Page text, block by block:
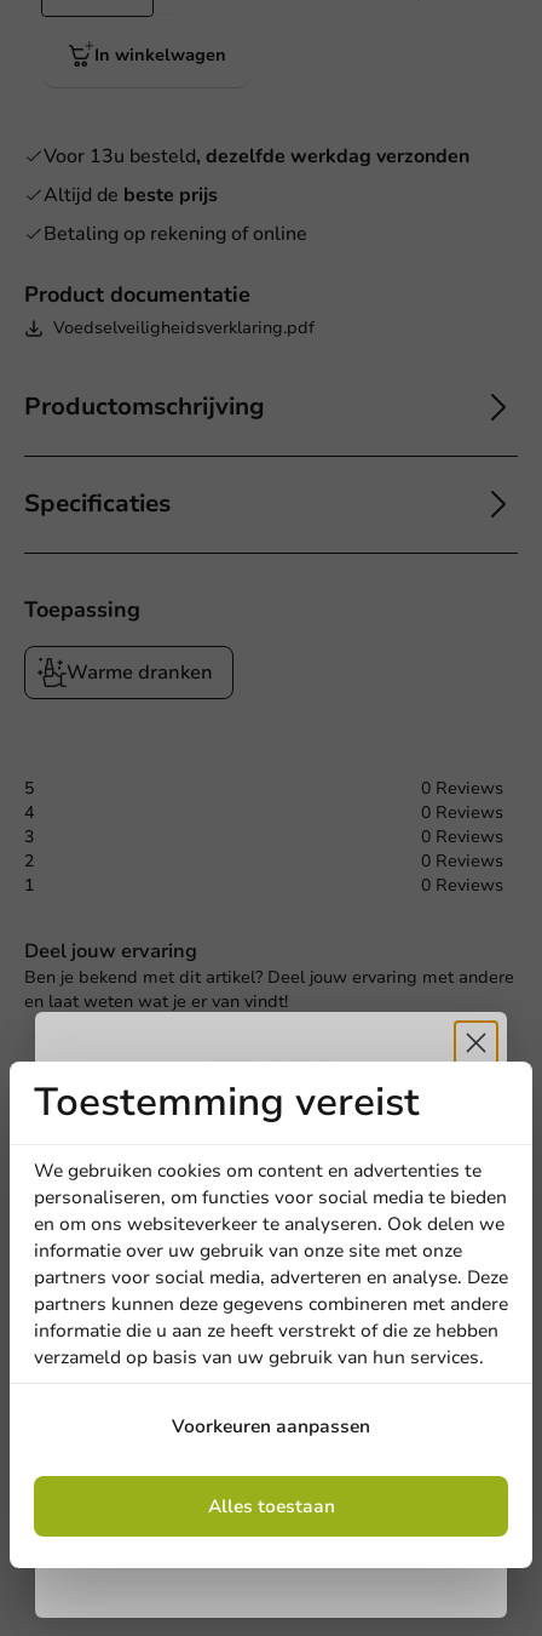
Product documentatie
Voedselveiligheidsverklaring.pdf
Productomschrijving
Specificaties
In winkelwagen
Voor 13u besteld, dezelfde werkdag verzonden
Altijd de beste prijs
Betaling op rekening of online
Toepassing
Warme dranken
5
0 Reviews
4
0 Reviews
3
0 Reviews
2
0 Reviews
1
0 Reviews
Deel jouw ervaring
Ben je bekend met dit artikel? Deel jouw ervaring met andere
en laat weten wat je er van vindt!
Schrijf een review
Schrijf de eerste review
Kartonnen Kraft Koffiebeker 250cc/10oz - 1.000 st/ds.
Toestemming vereist
We gebruiken cookies om content en advertenties te
personaliseren, om functies voor social media te bieden
en om ons websiteverkeer te analyseren. Ook delen we
informatie over uw gebruik van onze site met onze
partners voor social media, adverteren en analyse. Deze
partners kunnen deze gegevens combineren met andere
informatie die u aan ze heeft verstrekt of die ze hebben
verzameld op basis van uw gebruik van hun services.
Voorkeuren aanpassen
Alles toestaan
Ontvang5%
korting
Meld je aan voor onze
nieuwsbrief!
Aanmelden
Door je in te schrijven, ga je akkoord met de
algemene voorwaarden